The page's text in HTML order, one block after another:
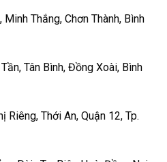
Thắng, Chơn Thành, Bình
Tân Bình, Đồng Xoài, Bình
Thới An, Quận 12, Tp.